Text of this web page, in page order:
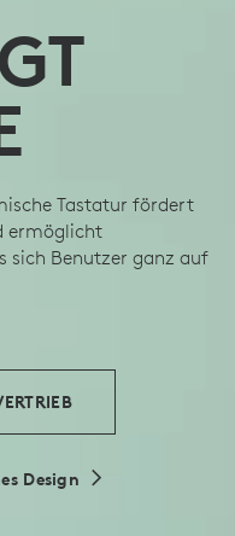
Tastatur fördert
ermöglicht
sich Benutzer ganz auf
Design